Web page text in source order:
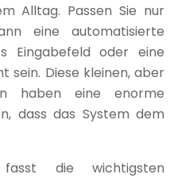
Alltag. Passen Sie nur
eine automatisierte
Eingabefeld oder eine
sein. Diese kleinen, aber
haben eine enorme
dass das System dem
die wichtigsten